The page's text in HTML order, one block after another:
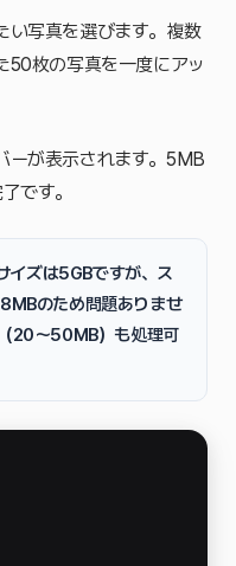
い写真を選びます。複数
50枚の写真を一度にアッ
ーが表示されます。5MB
です。
イズは5GBですが、ス
のため問題ありませ
20〜50MB）も処理可